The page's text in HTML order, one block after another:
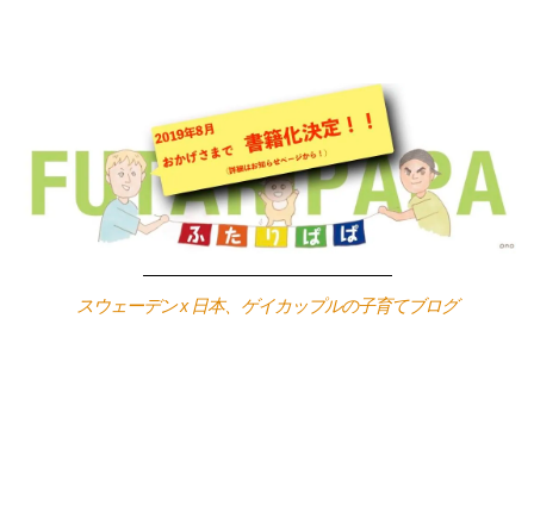
スウェーデン x 日本、ゲイカップルの子育てブログ